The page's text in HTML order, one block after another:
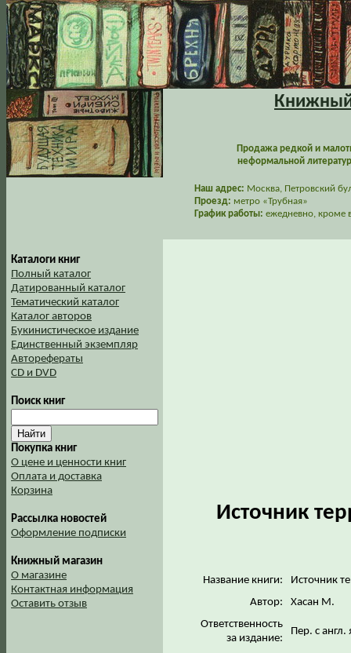
Книжный
Продажа редкой и
неформальной
Наш адрес: Москва, Петровский
Проезд: метро «Трубная»
График работы: ежедневно, кроме
Каталоги книг
Полный каталог
Датированный каталог
Тематический каталог
Каталог авторов
Букинистическое издание
Единственный экземпляр
Авторефераты
CD и DVD
Поиск книг
Покупка книг
О цене и ценности книг
Оплата и доставка
Корзина
Рассылка новостей
Оформление подписки
Книжный магазин
О магазине
Контактная информация
Оставить отзыв
Источник
Название книги:
Источник
Автор:
Хасан М.
Ответственность
за издание:
Пер. с